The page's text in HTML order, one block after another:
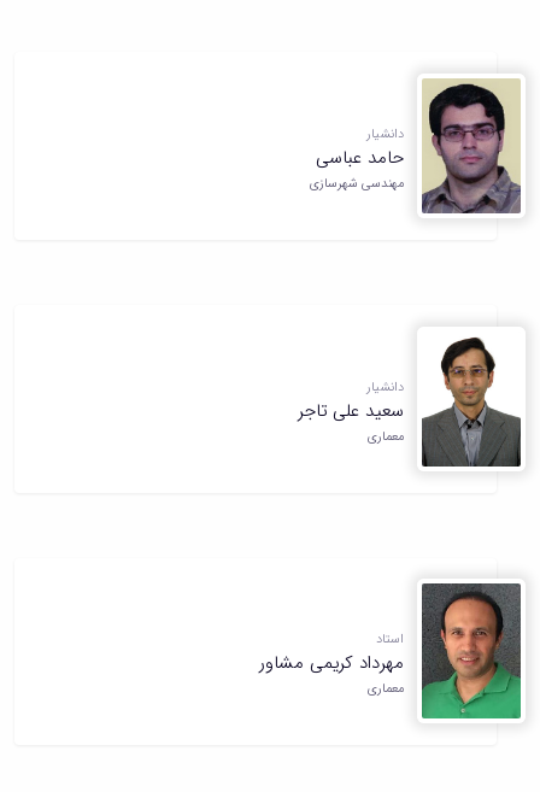
دانشیار
حامد عباسی
مهندسی شهرسازی
دانشیار
سعید علی تاجر
معماری
استاد
مهرداد کریمی مشاور
معماری